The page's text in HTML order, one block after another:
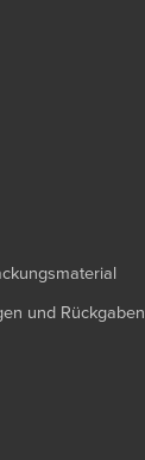
und Rückgaben